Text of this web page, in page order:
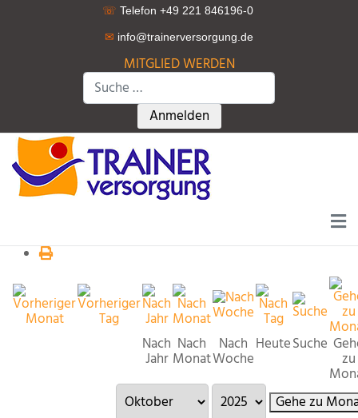
☏ Telefon +49 221 846196-0
✉ info@trainerversorgung.de
MITGLIED WERDEN
Suchen
Type 2 or more characters for
Anmelden
Nach
Jahr
Nach
Monat
Nach
Woche
HeuteSuche
zu
Gehe zu